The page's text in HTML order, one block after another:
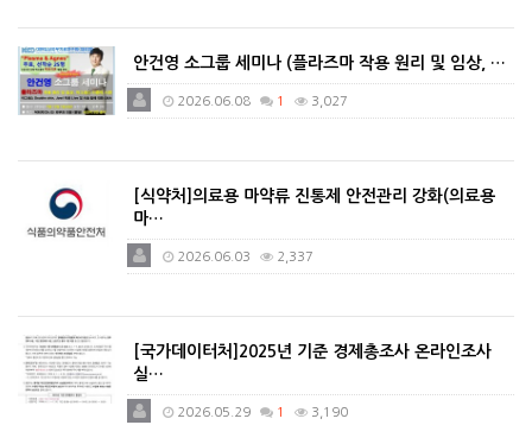
안건영 소그룹 세미나 (플라즈마 작용 원리 및 임상, …
2026.06.08 1 3,027
[식약처]의료용 마약류 진통제 안전관리 강화(의료용
마…
2026.06.03 2,337
[국가데이터처]2025년 기준 경제총조사 온라인조사
실…
2026.05.29 1 3,190